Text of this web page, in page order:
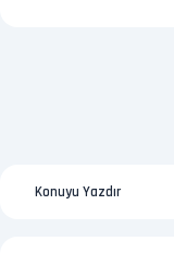
Konuyu Yazdır